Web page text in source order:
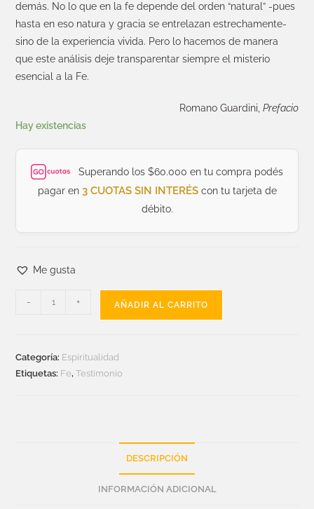
demás. No lo que en la fe depende del orden “natural” -pues
hasta en eso natura y gracia se entrelazan estrechamente-
sino de la experiencia vivida. Pero lo hacemos de manera
que este análisis deje transparentar siempre el misterio
esencial a la Fe.
Romano Guardini, Prefacio
Hay existencias
Superando los $60.000 en tu compra podés
pagar en 3 CUOTAS SIN INTERÉScon tu tarjeta de
débito.
Me gusta
- + AÑADIR AL CARRITO
Categoría: Espiritualidad
Etiquetas: Fe,Testimonio
DESCRIPCIÓN
INFORMACIÓN ADICIONAL